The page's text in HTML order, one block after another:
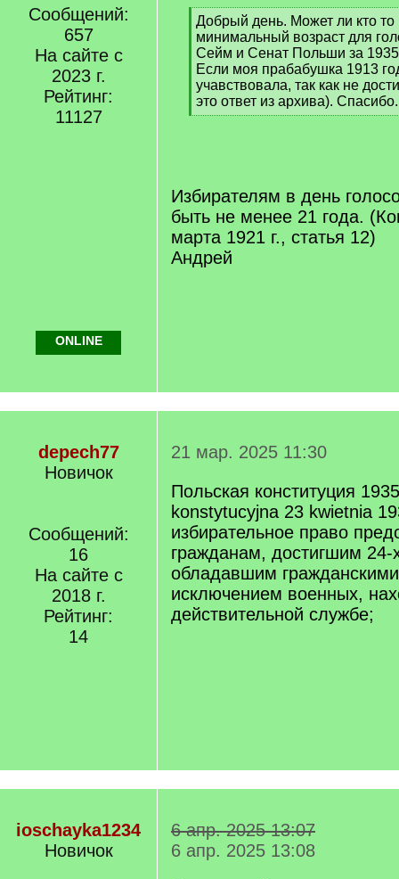
Сообщений:
657
На сайте с
2023 г.
Рейтинг:
11127
[
q
]
Добрый день. Может ли кто то
минимальный возраст для
Сейм и Сенат Польши за 1935
Если моя прабабушка 1913
учавствовала, так как не
это ответ из архива). Спасибо.
[
Избирателям в день
быть не менее 21 года.
марта 1921 г., статья 12)
Андрей
ONLINE
depech77
Новичок
Сообщений:
16
На сайте с
2018 г.
Рейтинг:
14
21 мар. 2025 11:30
Польская конституция
konstytucyjna 23 kwietnia
избирательное право
гражданам, достигшим 24-
обладавшим
исключением военных,
действительной службе;
ioschayka1234
Новичок
6 апр. 2025 13:07
6 апр. 2025 13:08